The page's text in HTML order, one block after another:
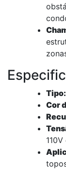
Tipo:
Cor